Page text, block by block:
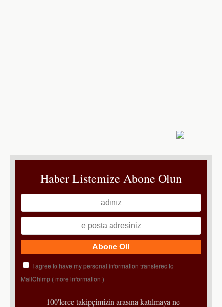
Haber Listemize Abone Olun
I agree to have my personal information transfered to
MailChimp ( more information )
100'lerce takipçimizin arasına katılmaya ne